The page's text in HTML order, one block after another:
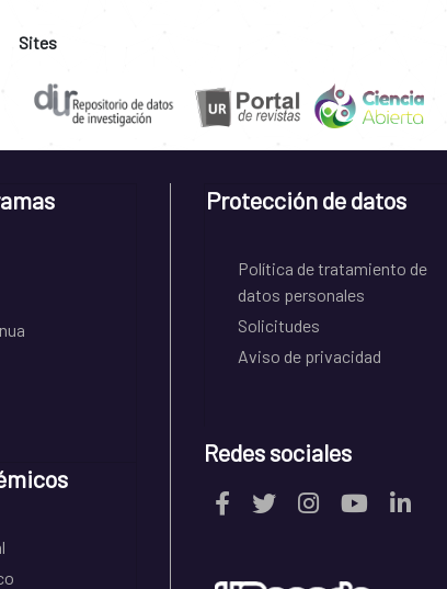
Sites
Protección de datos
Política de tratamiento de
datos personales
Solicitudes
Aviso de privacidad
Redes sociales